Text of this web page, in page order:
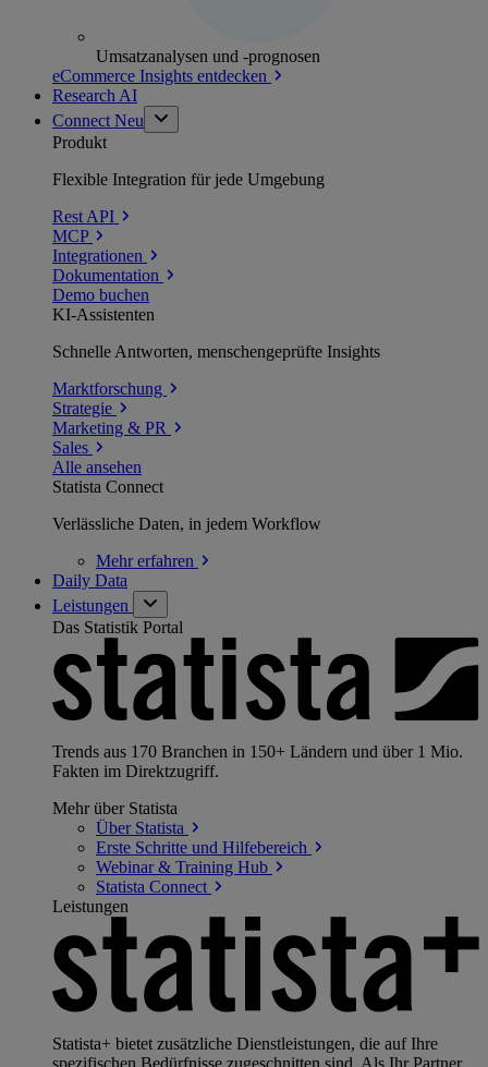
Umsatzanalysen und -prognosen
eCommerce Insights entdecken
Research AI
Connect Neu
Produkt
Flexible Integration für jede Umgebung
Rest API
MCP
Integrationen
Dokumentation
Demo buchen
KI-Assistenten
Schnelle Antworten, menschengeprüfte Insights
Marktforschung
Strategie
Marketing & PR
Sales
Alle ansehen
Statista Connect
Verlässliche Daten, in jedem Workflow
Mehrerfahren
Daily Data
Leistungen
Das Statistik Portal
Trends aus 170 Branchen in 150+ Ländern und über 1 Mio.
Fakten im Direktzugriff.
Mehr über Statista
Über Statista
Erste Schritte und Hilfebereich
Webinar & Training Hub
Statista Connect
Leistungen
Statista+ bietet zusätzliche Dienstleistungen, die auf Ihre
spezifischen Bedürfnisse zugeschnitten sind. Als Ihr Partner